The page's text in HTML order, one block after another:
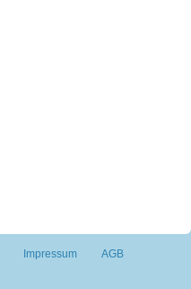
Impressum
AGB